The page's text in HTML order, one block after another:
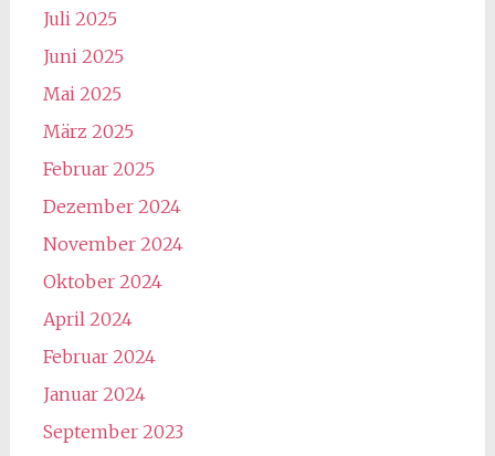
Juli 2025
Juni 2025
Mai 2025
März 2025
Februar 2025
Dezember 2024
November 2024
Oktober 2024
April 2024
Februar 2024
Januar 2024
September 2023